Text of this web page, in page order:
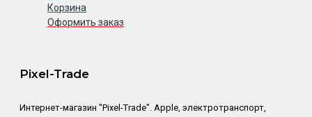
Корзина
Оформить заказ
Pixel-Trade
Интернет-магазин "Pixel-Trade". Apple, электротранспорт,